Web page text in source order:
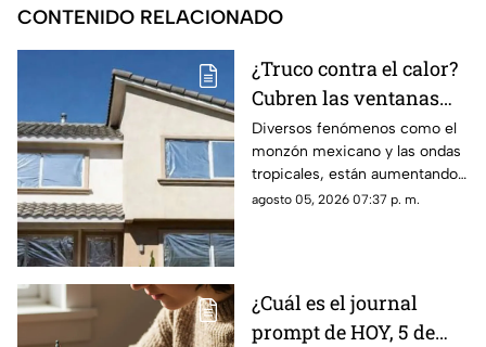
CONTENIDO RELACIONADO
¿Truco contra el calor?
Cubren las ventanas
con papel aluminio,
esto explica la ciencia
Diversos fenómenos como el
monzón mexicano y las ondas
tropicales, están aumentando
las temperaturas en todo el
agosto 05, 2026 07:37 p. m.
¿Cuál es el journal
prompt de HOY, 5 de